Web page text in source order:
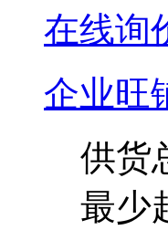
在线询
企业旺
供货
最少